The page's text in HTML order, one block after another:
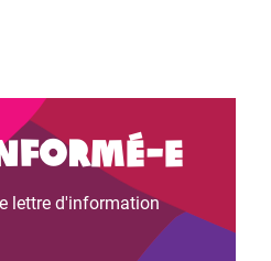
e
lettre d'information